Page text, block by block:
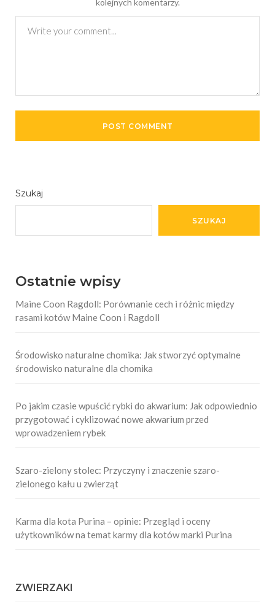
kolejnych komentarzy.
Szukaj
SZUKAJ
Ostatnie wpisy
Maine Coon Ragdoll: Porównanie cech i różnic między
rasami kotów Maine Coon i Ragdoll
Środowisko naturalne chomika: Jak stworzyć optymalne
środowisko naturalne dla chomika
Po jakim czasie wpuścić rybki do akwarium: Jak odpowiednio
przygotować i cyklizować nowe akwarium przed
wprowadzeniem rybek
Szaro-zielony stolec: Przyczyny i znaczenie szaro-
zielonego kału u zwierząt
Karma dla kota Purina – opinie: Przegląd i oceny
użytkowników na temat karmy dla kotów marki Purina
ZWIERZAKI